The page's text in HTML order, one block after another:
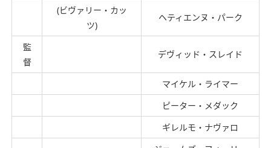
(ビヴァリー・カッ
ツ)
ヘティエンヌ・パーク
監
督
デヴィッド・スレイド
マイケル・ライマー
ピーター・メダック
ギレルモ・ナヴァロ